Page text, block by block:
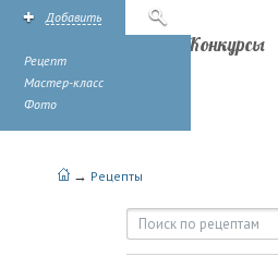
Добавить
Рецепт
Мастер-класс
Фото
Конкурсы
→ Рецепты
Рецепты —